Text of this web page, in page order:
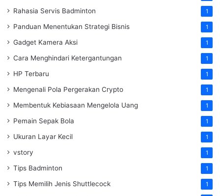
Rahasia Servis Badminton 1
Panduan Menentukan Strategi Bisnis 1
Gadget Kamera Aksi 1
Cara Menghindari Ketergantungan 1
HP Terbaru 1
Mengenali Pola Pergerakan Crypto 1
Membentuk Kebiasaan Mengelola Uang 1
Pemain Sepak Bola 1
Ukuran Layar Kecil 1
vstory 1
Tips Badminton 1
Tips Memilih Jenis Shuttlecock 1